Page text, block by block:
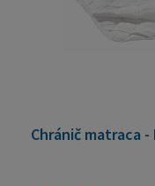
Chránič matraca -